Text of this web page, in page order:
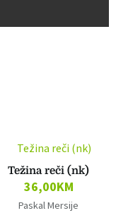
Težina reči (nk)
36,00KM
Paskal Mersije